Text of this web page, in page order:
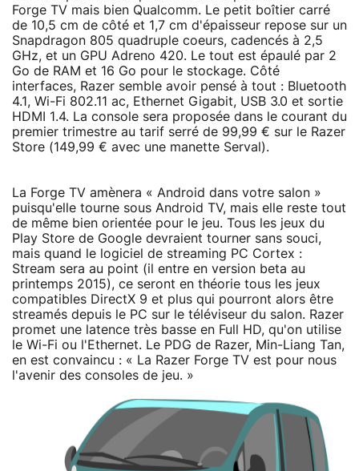
Forge TV mais bien Qualcomm. Le petit boîtier carré
de 10,5 cm de côté et 1,7 cm d'épaisseur repose sur un
Snapdragon 805 quadruple coeurs, cadencés à 2,5
GHz, et un GPU Adreno 420. Le tout est épaulé par 2
Go de RAM et 16 Go pour le stockage. Côté
interfaces, Razer semble avoir pensé à tout : Bluetooth
4.1, Wi-Fi 802.11 ac, Ethernet Gigabit, USB 3.0 et sortie
HDMI 1.4. La console sera proposée dans le courant du
premier trimestre au tarif serré de 99,99 € sur le Razer
Store (149,99 € avec une manette Serval).
La Forge TV amènera « Android dans votre salon »
puisqu'elle tourne sous Android TV, mais elle reste tout
de même bien orientée pour le jeu. Tous les jeux du
Play Store de Google devraient tourner sans souci,
mais quand le logiciel de streaming PC Cortex :
Stream sera au point (il entre en version beta au
printemps 2015), ce seront en théorie tous les jeux
compatibles DirectX 9 et plus qui pourront alors être
streamés depuis le PC sur le téléviseur du salon. Razer
promet une latence très basse en Full HD, qu'on utilise
le Wi-Fi ou l'Ethernet. Le PDG de Razer, Min-Liang Tan,
en est convaincu : « La Razer Forge TV est pour nous
l'avenir des consoles de jeu. »